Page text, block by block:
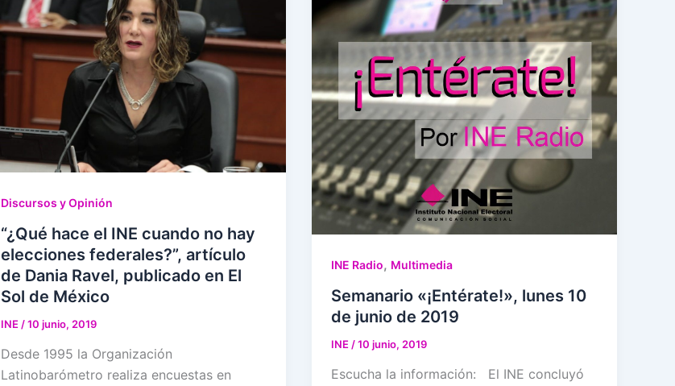
Discursos y Opinión
“¿Qué hace el INE cuando no hay
elecciones federales?”, artículo
de Dania Ravel, publicado en El
Sol de México
INE /10 junio, 2019
Desde 1995 la Organización
Latinobarómetro realiza encuestas en
INE Radio, Multimedia
Semanario «¡Entérate!», lunes 10
de junio de 2019
INE /10 junio, 2019
Escucha la información: El INE concluyó